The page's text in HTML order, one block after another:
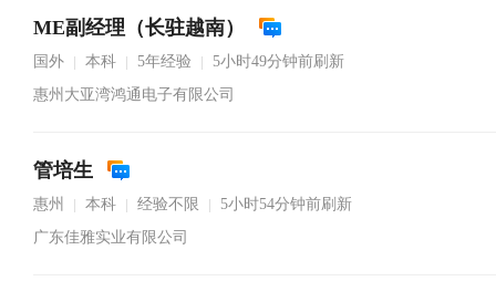
ME副经理（长驻越南）
国外 本科 5年经验
5小时49分钟前刷新
惠州大亚湾鸿通电子有限公司
管培生
惠州 本科 经验不限
5小时54分钟前刷新
广东佳雅实业有限公司